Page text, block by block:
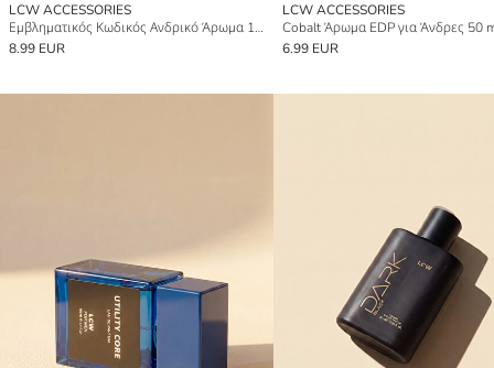
LCW ACCESSORIES
Εμβληματικός Κωδικός Ανδρικό Άρωμα 100 ml
8.99 EUR
LCW ACCESSORIES
Cobalt Άρωμα EDP για Άνδρες 50
6.99 EUR